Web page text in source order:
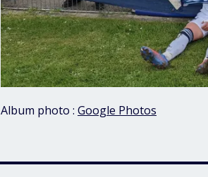
Album photo : Google Photos